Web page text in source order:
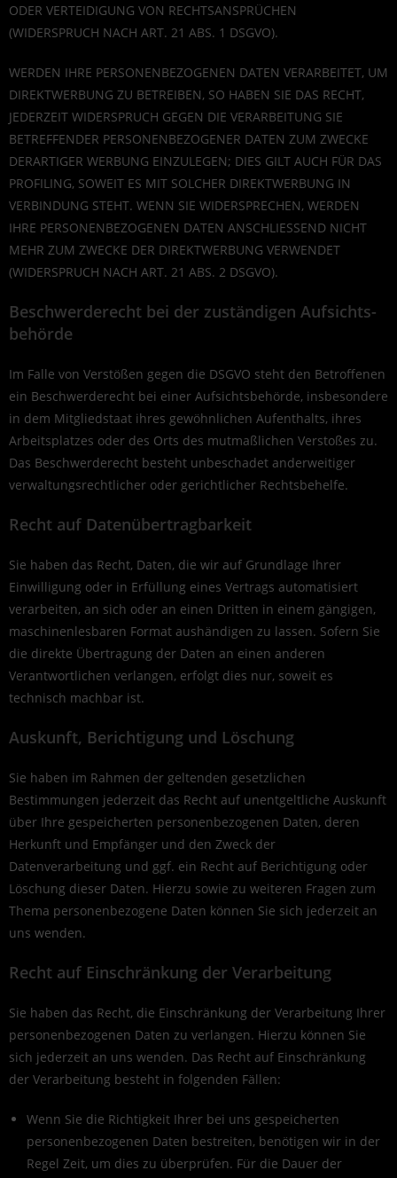
ODER VERTEIDIGUNG VON RECHTSANSPRÜCHEN
(WIDERSPRUCH NACH ART. 21 ABS. 1 DSGVO).
WERDEN IHRE PERSONENBEZOGENEN DATEN VERARBEITET, UM
DIREKTWERBUNG ZU BETREIBEN, SO HABEN SIE DAS RECHT,
JEDERZEIT WIDERSPRUCH GEGEN DIE VERARBEITUNG SIE
BETREFFENDER PERSONENBEZOGENER DATEN ZUM ZWECKE
DERARTIGER WERBUNG EINZULEGEN; DIES GILT AUCH FÜR DAS
PROFILING, SOWEIT ES MIT SOLCHER DIREKTWERBUNG IN
VERBINDUNG STEHT. WENN SIE WIDERSPRECHEN, WERDEN
IHRE PERSONENBEZOGENEN DATEN ANSCHLIESSEND NICHT
MEHR ZUM ZWECKE DER DIREKTWERBUNG VERWENDET
(WIDERSPRUCH NACH ART. 21 ABS. 2 DSGVO).
Beschwerde­recht bei der zuständigen Aufsichts­
behörde
Im Falle von Verstößen gegen die DSGVO steht den Betroffenen
ein Beschwerderecht bei einer Aufsichtsbehörde, insbesondere
in dem Mitgliedstaat ihres gewöhnlichen Aufenthalts, ihres
Arbeitsplatzes oder des Orts des mutmaßlichen Verstoßes zu.
Das Beschwerderecht besteht unbeschadet anderweitiger
verwaltungsrechtlicher oder gerichtlicher Rechtsbehelfe.
Recht auf Daten­übertrag­barkeit
Sie haben das Recht, Daten, die wir auf Grundlage Ihrer
Einwilligung oder in Erfüllung eines Vertrags automatisiert
verarbeiten, an sich oder an einen Dritten in einem gängigen,
maschinenlesbaren Format aushändigen zu lassen. Sofern Sie
die direkte Übertragung der Daten an einen anderen
Verantwortlichen verlangen, erfolgt dies nur, soweit es
technisch machbar ist.
Auskunft, Berichtigung und Löschung
Sie haben im Rahmen der geltenden gesetzlichen
Bestimmungen jederzeit das Recht auf unentgeltliche Auskunft
über Ihre gespeicherten personenbezogenen Daten, deren
Herkunft und Empfänger und den Zweck der
Datenverarbeitung und ggf. ein Recht auf Berichtigung oder
Löschung dieser Daten. Hierzu sowie zu weiteren Fragen zum
Thema personenbezogene Daten können Sie sich jederzeit an
uns wenden.
Recht auf Einschränkung der Verarbeitung
Sie haben das Recht, die Einschränkung der Verarbeitung Ihrer
personenbezogenen Daten zu verlangen. Hierzu können Sie
sich jederzeit an uns wenden. Das Recht auf Einschränkung
der Verarbeitung besteht in folgenden Fällen:
Wenn Sie die Richtigkeit Ihrer bei uns gespeicherten
personenbezogenen Daten bestreiten, benötigen wir in der
Regel Zeit, um dies zu überprüfen. Für die Dauer der